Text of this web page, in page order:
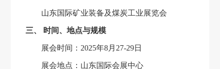
山东国际矿业装备及煤炭工业展览会
三、 时间、地点与规模
展会时间： 2025年8月 27-29日
展会地点：山东国际会展中心